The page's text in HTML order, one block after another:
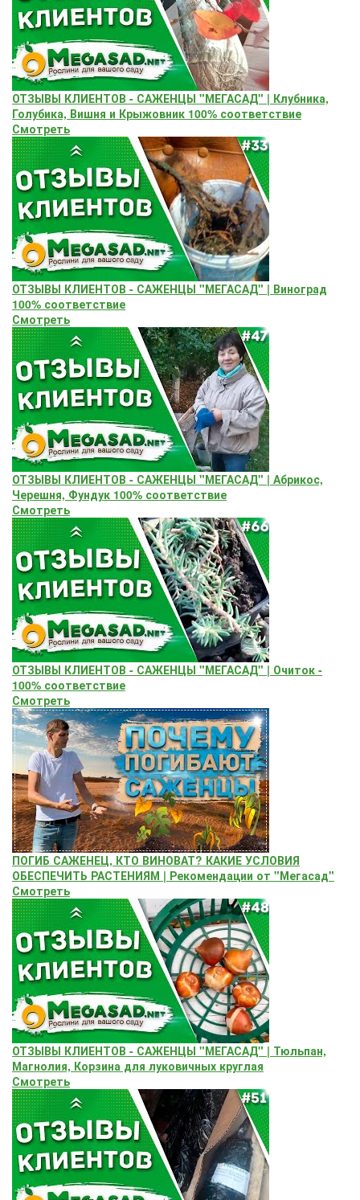
ОТЗЫВЫ КЛИЕНТОВ - САЖЕНЦЫ "МЕГАСАД" | Клубника,
Голубика, Вишня и Крыжовник 100% соответствие
Смотреть
ОТЗЫВЫ КЛИЕНТОВ - САЖЕНЦЫ "МЕГАСАД" | Виноград
100% соответствие
Смотреть
ОТЗЫВЫ КЛИЕНТОВ - САЖЕНЦЫ "МЕГАСАД" | Абрикос,
Черешня, Фундук 100% соответствие
Смотреть
ОТЗЫВЫ КЛИЕНТОВ - САЖЕНЦЫ "МЕГАСАД" | Очиток -
100% соответствие
Смотреть
ПОГИБ САЖЕНЕЦ, КТО ВИНОВАТ? КАКИЕ УСЛОВИЯ
ОБЕСПЕЧИТЬ РАСТЕНИЯМ | Рекомендации от "Мегасад"
Смотреть
ОТЗЫВЫ КЛИЕНТОВ - САЖЕНЦЫ "МЕГАСАД" | Тюльпан,
Магнолия, Корзина для луковичных круглая
Смотреть